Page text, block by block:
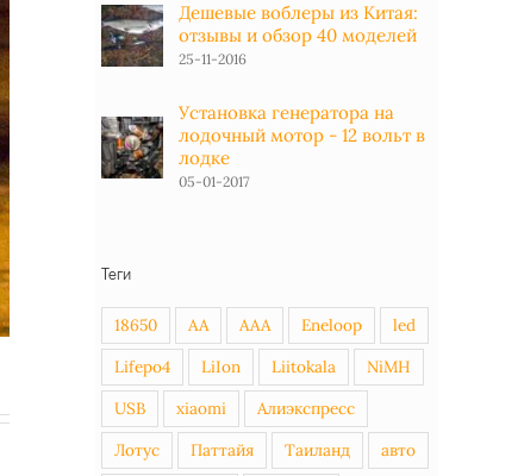
Дешевые воблеры из Китая:
отзывы и обзор 40 моделей
25-11-2016
Установка генератора на
лодочный мотор - 12 вольт в
лодке
05-01-2017
Теги
18650 AA AAA Eneloop
led
Lifepo4
LiIon Liitokala
NiMH
USB
xiaomi
Алиэкспресс
Лотус
Паттайя Таиланд
авто